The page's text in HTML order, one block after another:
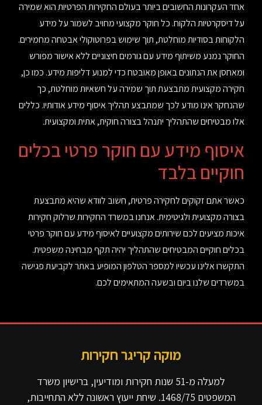
אחד העקרונות החשובים ביותר בעולם החקירות הפרטיות הוא שמירה
על דיסקרטיות הלקוח. כל חוקר מקצועי מחויב לשמור על מידע
הלקוחות בסודיות מוחלטת, תוך שימוש בפרוטוקולי אבטחה מחמירים.
החוקר נמנע משיתוף מידע עם גורמים חיצוניים ללא אישור מפורש
ומאחסן את הנתונים באופן מאובטח כדי למנוע דליפות מידע. כמו כן,
חקירה מקצועית מתבצעת תוך שמירה על חשאיות מוחלטת, כך
שהנחקר אינו מודע לכך שמתבצע תהליך איסוף מידע אודותיו. כללים
אלו מבטיחים שהתהליך יתנהל בצורה חוקית, אתית ומקצועית.
איסוף מידע עם חוקר פרטי בכלים
חוקיים בלבד
כאשר אתם זקוקים לחקירה פרטית, חשוב לוודא שהיא מתבצעת
בצורה מקצועית ולגיטימית. אנחנו במשרד החקירות שרלוק חקירות
איכות מציעים לכם שירותים מקצועיים לאיסוף מידע עם חוקר פרטי
בכלים חוקיים המבטיחים שהתהליך יהיה תקף מבחינה משפטית.
התקשרו אלינו עכשיו למספר הטלפון המופיע באתר לקביעת פגישה
במשרדים שלנו ביום ובשעה המתאימים לכם.
מוקה קריגר חקירות
למעלה מ-51 שנות חקירות ומודיעין, ברישיון משרד
המשפטים 1468/75. שיחת ייעוץ ראשונה ללא התחייבות,